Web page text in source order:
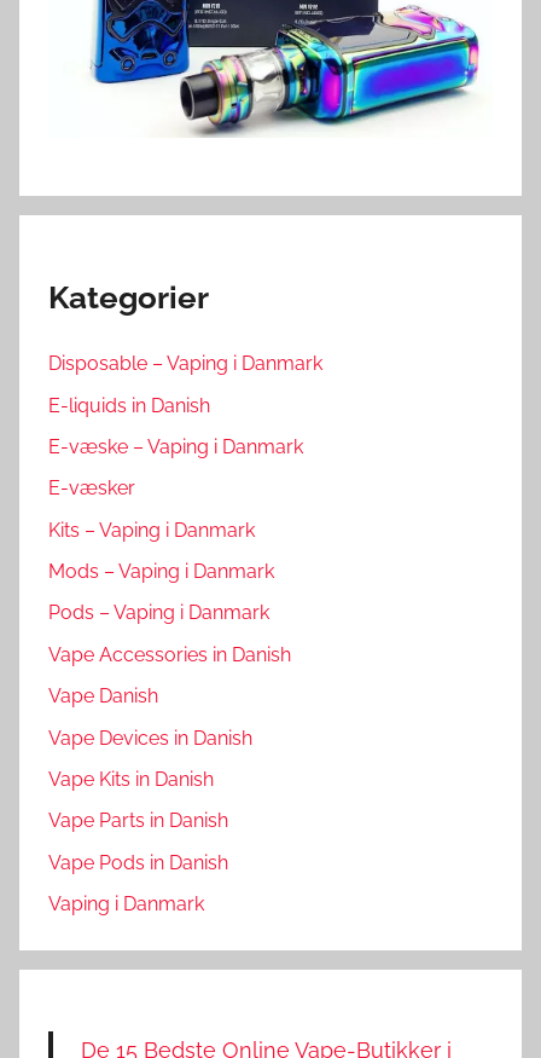
Kategorier
Disposable – Vaping i Danmark
E-liquids in Danish
E-væske – Vaping i Danmark
E-væsker
Kits – Vaping i Danmark
Mods – Vaping i Danmark
Pods – Vaping i Danmark
Vape Accessories in Danish
Vape Danish
Vape Devices in Danish
Vape Kits in Danish
Vape Parts in Danish
Vape Pods in Danish
Vaping i Danmark
De 15 Bedste Online Vape-Butikker i